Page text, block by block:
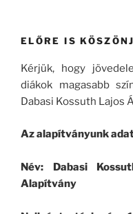
ELŐRE IS
Kérjük, hogy
diákok magasabb
Dabasi Kossuth Lajos
Az alapítványunk
Név: Dabasi
Alapítvány